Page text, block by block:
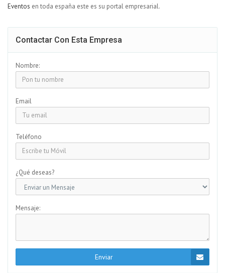
Eventos en toda españa este es su portal empresarial.
Contactar Con Esta Empresa
Nombre:
Email
Teléfono
¿Qué deseas?
Mensaje:
Enviar